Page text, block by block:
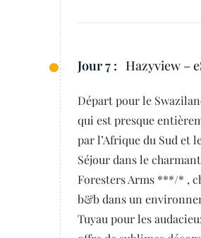
Jour 7 : Hazyview –
Départ pour le
qui est presque
par l’Afrique du Sud et
Séjour dans le
Foresters Arms ***/* ,
b&b dans un
Tuyau pour les